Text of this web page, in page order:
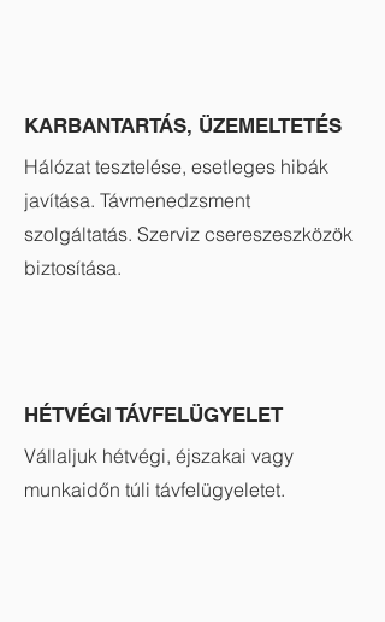
KARBANTARTÁS, ÜZEMELTETÉS
Hálózat tesztelése, esetleges hibák
javítása. Távmenedzsment
szolgáltatás. Szerviz csereszeszközök
biztosítása.
HÉTVÉGI TÁVFELÜGYELET
Vállaljuk hétvégi, éjszakai vagy
munkaidőn túli távfelügyeletet.